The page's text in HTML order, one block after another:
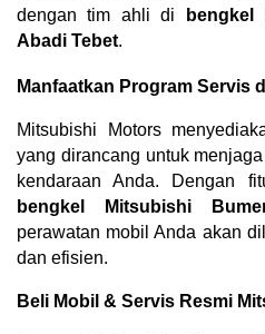
dengan tim ahli di
bengkel
Abadi Tebet.
Manfaatkan Program Servis
Mitsubishi Motors
yang dirancang untuk
bengkel Mitsubishi
perawatan mobil Anda akan
dan efisien.
Beli Mobil & Servis Resmi